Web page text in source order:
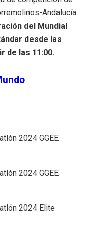
Andalucía
del Mundial
desde las
de las 11:00.
2024 GGEE
2024 GGEE
2024 Elite